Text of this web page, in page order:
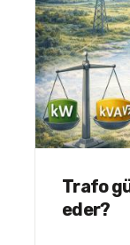
Trafo
eder?